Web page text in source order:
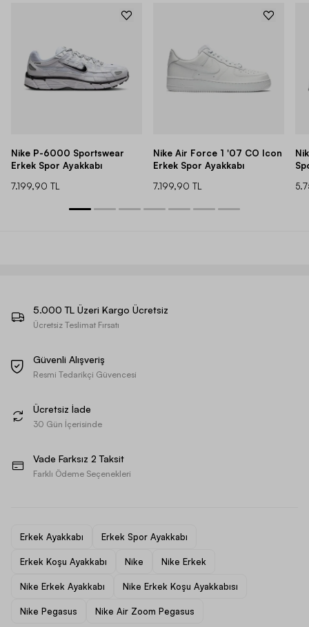
Nike P-6000 Sportswear
Erkek Spor Ayakkabı
7.199,90 TL
Nike Air Force 1 '07 CO Icon
Erkek Spor Ayakkabı
7.199,90 TL
5.000 TL Üzeri Kargo Ücretsiz
Ücretsiz Teslimat Fırsatı
Güvenli Alışveriş
Resmi Tedarikçi Güvencesi
Ücretsiz İade
30 Gün İçerisinde
Vade Farksız 2 Taksit
Farklı Ödeme Seçenekleri
Erkek Ayakkabı Erkek Spor Ayakkabı
Erkek Koşu Ayakkabı Nike Nike Erkek
Nike Erkek Ayakkabı Nike Erkek Koşu Ayakkabısı
Nike Pegasus Nike Air Zoom Pegasus